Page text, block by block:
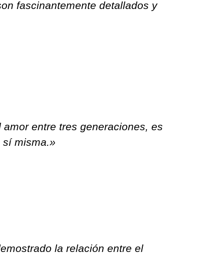
fascinantemente detallados y
entre tres generaciones, es
sí misma.»
la relación entre el